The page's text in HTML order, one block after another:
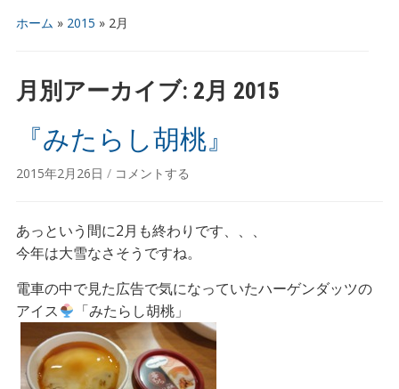
ホーム » 2015 » 2月
月別アーカイブ: 2月 2015
『みたらし胡桃』
2015年2月26日 / コメントする
あっという間に2月も終わりです、、、
今年は大雪なさそうですね。
電車の中で見た広告で気になっていたハーゲンダッツの
アイス
「みたらし胡桃」